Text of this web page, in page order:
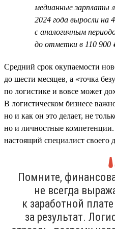
медианные зарплаты
2024 года выросли на
с аналогичным
до отметки в 110 900
Средний срок окупаемости
до шести месяцев, а «точка
по логистике и вовсе может
В логистическом бизнесе
но и как он это делает, не
но и личностные
настоящий специалист своего
Помните,
не всегда
к заработной
за результат.